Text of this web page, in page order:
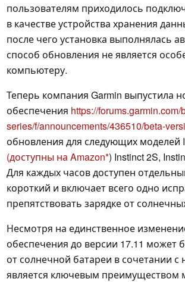
пользователям приходилось
в качестве устройства хранения
после чего установка выполнялась
способ обновления не является
компьютеру.
Теперь компания Garmin выпустила
обеспечения https://
series/f/announcements/436510/beta-
обновления для следующих моделей
(доступны на Amazon ) Instinct 2S,
Для каждых часов доступен
короткий и включает всего одно
препятствовать зарядке от
Несмотря на единственное
обеспечения до версии 17.11 может
от солнечной батареи в сочетании
является ключевым преимуществом